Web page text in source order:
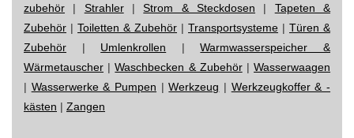
zubehör | Strahler|Strom & Steckdosen | Tapeten &
Zubehör | Toiletten & Zubehör | Transportsysteme | Türen &
Zubehör | Umlenkrollen |Warmwasserspeicher &
Wärmetauscher |Waschbecken & Zubehör|Wasserwaagen
| Wasserwerke & Pumpen |Werkzeug | Werkzeugkoffer & -
kästen | Zangen